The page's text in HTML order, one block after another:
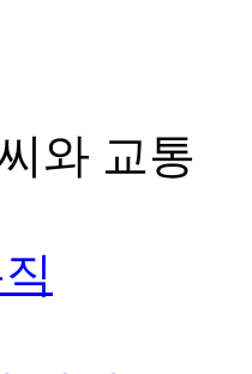
와 교통